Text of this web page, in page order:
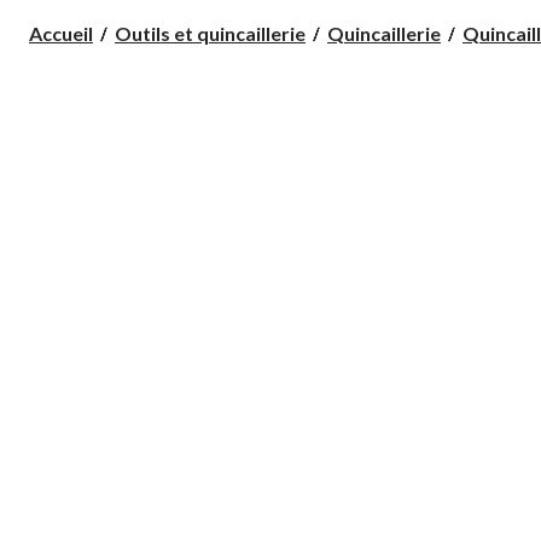
Accueil Outils et quincaillerie Quincaillerie